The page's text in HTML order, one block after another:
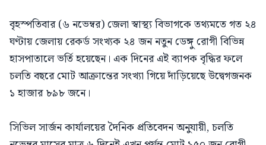
বৃহস্পতিবার (৬ নভেম্বর) জেলা স্বাস্থ্য বিভাগকে তথ্যমতে গত ২৪
ঘণ্টায় জেলায় রেকর্ড সংখ্যক ২৪ জন নতুন ডেঙ্গু রোগী বিভিন্ন
হাসপাতালে ভর্তি হয়েছেন। এক দিনের এই ব্যাপক বৃদ্ধির ফলে
চলতি বছরে মোট আক্রান্তের সংখ্যা গিয়ে দাঁড়িয়েছে উদ্বেগজনক
১ হাজার ৮৯৮ জনে।
সিভিল সার্জন কার্যালয়ের দৈনিক প্রতিবেদন অনুযায়ী, চলতি